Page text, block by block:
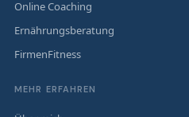
Online Coaching
Ernährungsberatung
FirmenFitness
MEHR ERFAHREN